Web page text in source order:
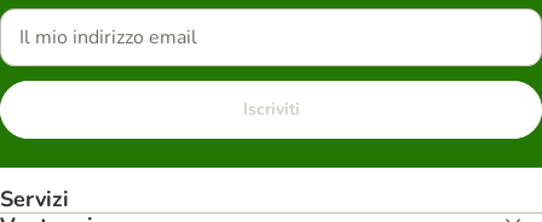
Iscriviti
Servizi